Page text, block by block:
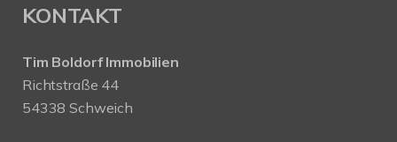
KONTAKT
Tim Boldorf Immobilien
Richtstraße 44
54338 Schweich